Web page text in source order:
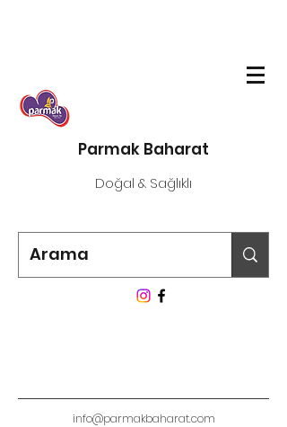
Parmak Baharat
Doğal & Sağlıklı
info@parmakbaharat.com